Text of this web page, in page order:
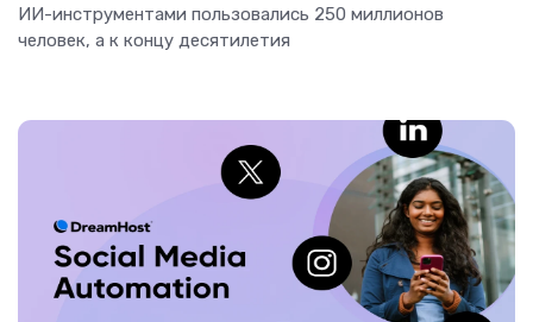
ИИ-инструментами пользовались 250 миллионов
человек, а к концу десятилетия